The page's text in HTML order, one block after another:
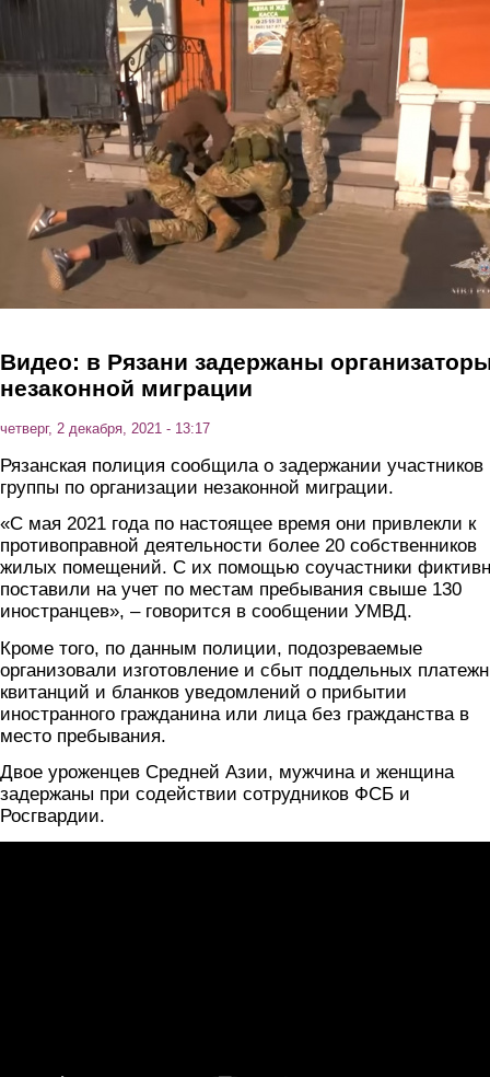
Перейти к основному содержанию
Видео: в Рязани задержаны
незаконной миграции
четверг, 2 декабря, 2021 - 13:17
Рязанская полиция сообщила о задержании участников
группы по организации незаконной миграции.
«С мая 2021 года по настоящее время они привлекли к
противоправной деятельности более 20 собственников
жилых помещений. С их помощью соучастники
поставили на учет по местам пребывания свыше 130
иностранцев», – говорится в сообщении УМВД.
Кроме того, по данным полиции, подозреваемые
организовали изготовление и сбыт поддельных
квитанций и бланков уведомлений о прибытии
иностранного гражданина или лица без гражданства в
место пребывания.
Двое уроженцев Средней Азии, мужчина и женщина
задержаны при содействии сотрудников ФСБ и
Росгвардии.